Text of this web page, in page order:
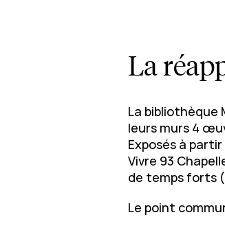
La
La bibliothèque
leurs murs 4
Exposés à
Vivre 93
de temps forts
Le point